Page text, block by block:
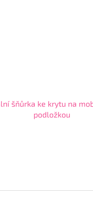
šňůrka ke krytu na
podložkou